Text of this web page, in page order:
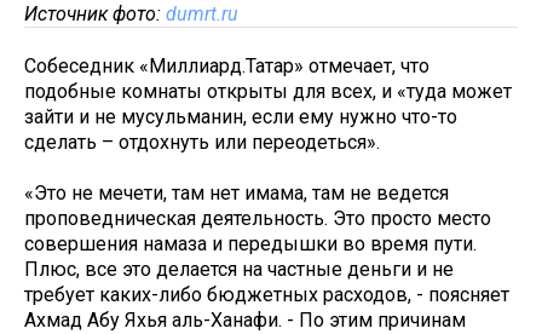
Источник фото: dumrt.ru
Собеседник «Миллиард.Татар» отмечает, что
подобные комнаты открыты для всех, и «туда может
зайти и не мусульманин, если ему нужно что-то
сделать – отдохнуть или переодеться».
«Это не мечети, там нет имама, там не ведется
проповедническая деятельность. Это просто место
совершения намаза и передышки во время пути.
Плюс, все это делается на частные деньги и не
требует каких-либо бюджетных расходов, - поясняет
Ахмад Абу Яхья аль-Ханафи. - По этим причинам